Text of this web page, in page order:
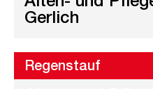
Gerlich
Regenstauf